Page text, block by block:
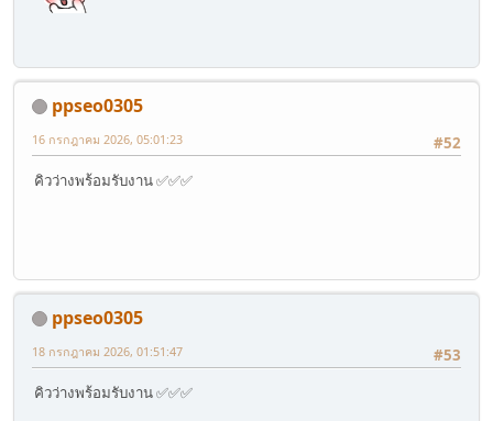
ppseo0305
#52
16 กรกฎาคม 2026, 05:01:23
คิวว่างพร้อมรับงาน ✅✅✅
ppseo0305
#53
18 กรกฎาคม 2026, 01:51:47
คิวว่างพร้อมรับงาน ✅✅✅